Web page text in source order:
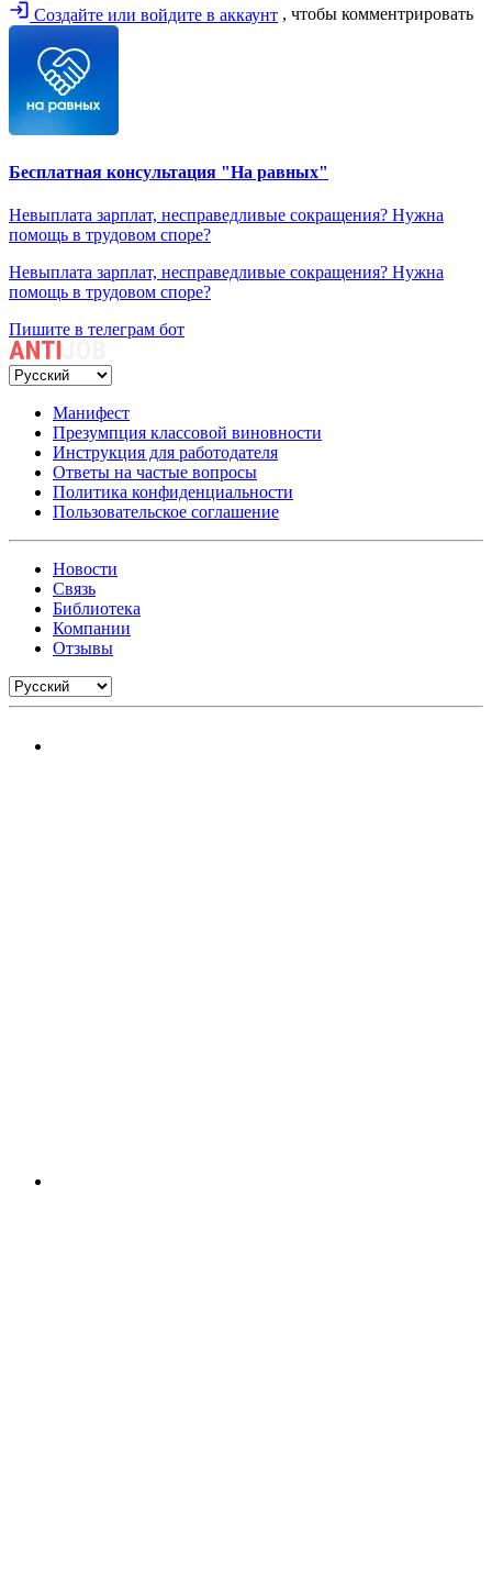
Создайте или войдите в аккаунт , чтобы комментрировать
Бесплатная консультация "На равных"
Невыплата зарплат, несправедливые сокращения? Нужна
помощь в трудовом споре?
Невыплата зарплат, несправедливые сокращения? Нужна
помощь в трудовом споре?
Пишите в телеграм бот
Манифест
Презумпция классовой виновности
Инструкция для работодателя
Ответы на частые вопросы
Политика конфиденциальности
Пользовательское соглашение
Новости
Связь
Библиотека
Компании
Отзывы